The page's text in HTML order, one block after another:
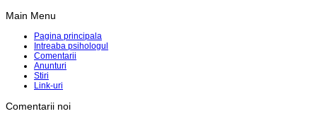
Main Menu
Pagina principala
Intreaba psihologul
Comentarii
Anunturi
Stiri
Link-uri
Comentarii noi